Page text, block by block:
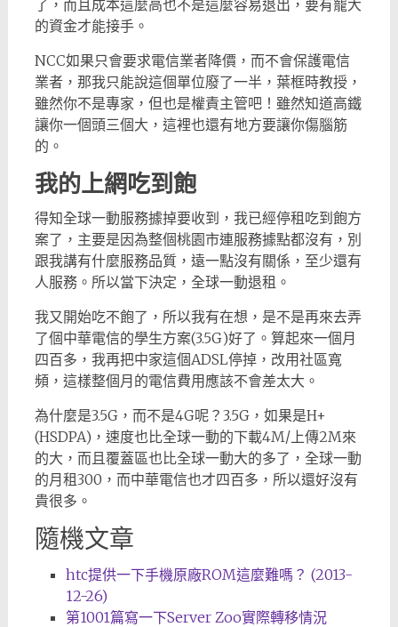
了，而且成本這麼高也不是這麼容易退出，要有寵大
的資金才能接手。
NCC如果只會要求電信業者降價，而不會保護電信
業者，那我只能說這個單位廢了一半，葉框時教授，
雖然你不是專家，但也是權責主管吧！雖然知道高鐵
讓你一個頭三個大，這裡也還有地方要讓你傷腦筋
的。
我的上網吃到飽
得知全球一動服務據掉要收到，我已經停租吃到飽方
案了，主要是因為整個桃園市連服務據點都沒有，別
跟我講有什麼服務品質，遠一點沒有關係，至少還有
人服務。所以當下決定，全球一動退租。
我又開始吃不飽了，所以我有在想，是不是再來去弄
了個中華電信的學生方案(3.5G)好了。算起來一個月
四百多，我再把中家這個ADSL停掉，改用社區寬
頻，這樣整個月的電信費用應該不會差太大。
為什麼是3.5G，而不是4G呢？3.5G，如果是H+
(HSDPA)，速度也比全球一動的下載4M/上傳2M來
的大，而且覆蓋區也比全球一動大的多了，全球一動
的月租300，而中華電信也才四百多，所以還好沒有
貴很多。
隨機文章
htc提供一下手機原廠ROM這麼難嗎？ (2013-
12-26)
第1001篇寫一下Server Zoo實際轉移情況